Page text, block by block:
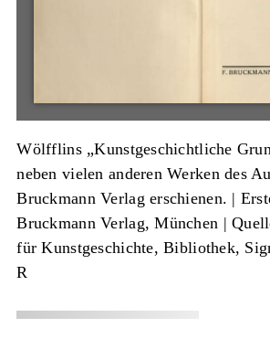
Wölfflins „Kunstgeschichtliche
neben vielen anderen Werken des
Bruckmann Verlag erschienen. |
Bruckmann Verlag, München |
für Kunstgeschichte, Bibliothek,
R